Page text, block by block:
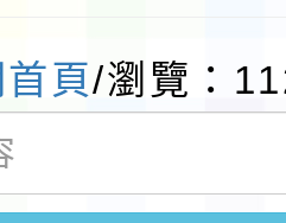
通訊傳播委員
防空）演習－
行計畫」
融知識線上
年度第1學
頁/瀏覽：